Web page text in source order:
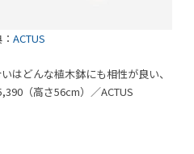
ACTUS
はどんな植木鉢にも相性が良い、
（高さ56cm）／ACTUS